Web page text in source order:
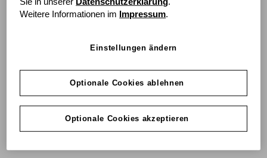
grenke macht es Ihnen
einfach.
Als Unternehmer machen Sie keine halben Sachen –
erst recht nicht beim Thema Finanzen. grenke ist der
zuverlässige Unternehmer-Finanzierer. Schnell, einfach
Weitere Informationen im Impressum.
Einstellungen ändern
Optionale Cookies ablehnen
Optionale Cookies akzeptieren